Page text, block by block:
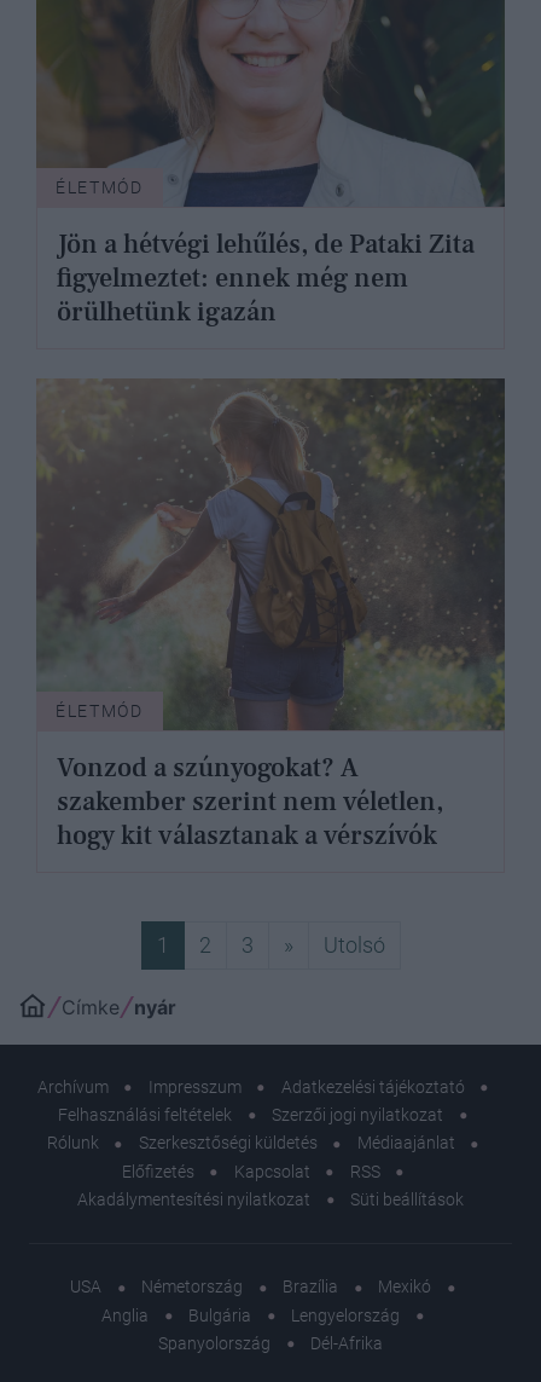
ÉLETMÓD
Jön a hétvégi lehűlés, de Pataki Zita
figyelmeztet: ennek még nem
örülhetünk igazán
ÉLETMÓD
Vonzod a szúnyogokat? A
szakember szerint nem véletlen,
hogy kit választanak a vérszívók
1 2 3 »Következő
UtolsóUtolsó
Címke nyár
Archívum Impresszum
Adatkezelési tájékoztató
Felhasználási feltételek
Szerzői jogi nyilatkozat
Rólunk
Szerkesztőségi küldetés
Médiaajánlat
Előfizetés
Kapcsolat
RSS
Akadálymentesítési nyilatkozat
Süti beállítások
USA Németország Brazília
Mexikó
Anglia
Bulgária
Lengyelország
Spanyolország
Dél-Afrika